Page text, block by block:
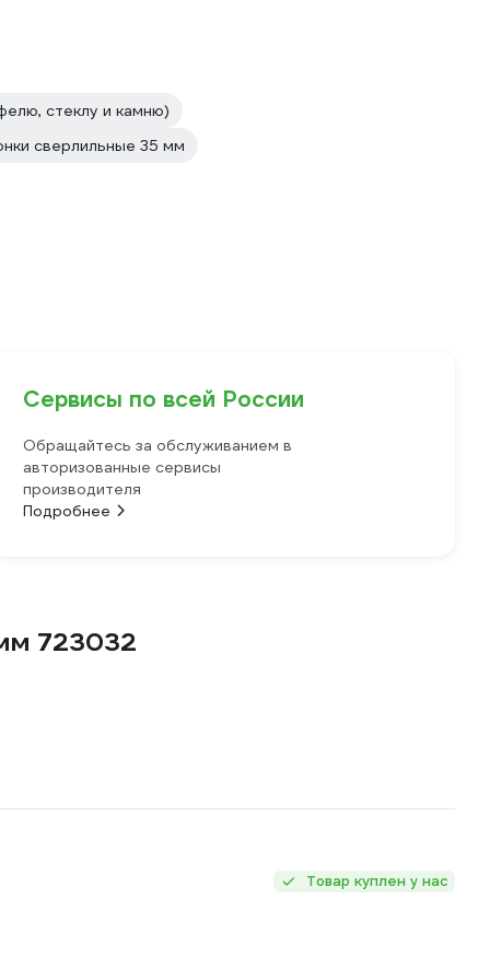
стеклу и камню)
сверлильные 35 мм
Сервисы по всей России
Обращайтесь за обслуживанием в
авторизованные сервисы
производителя
Подробнее
723032
Товар куплен у нас